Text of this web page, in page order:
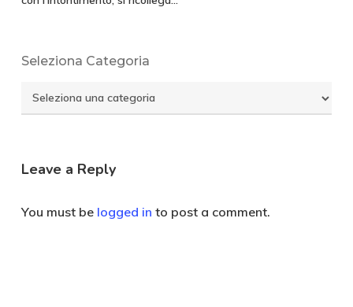
Seleziona Categoria
Seleziona
Categoria
Leave a Reply
You must be logged in to post a comment.